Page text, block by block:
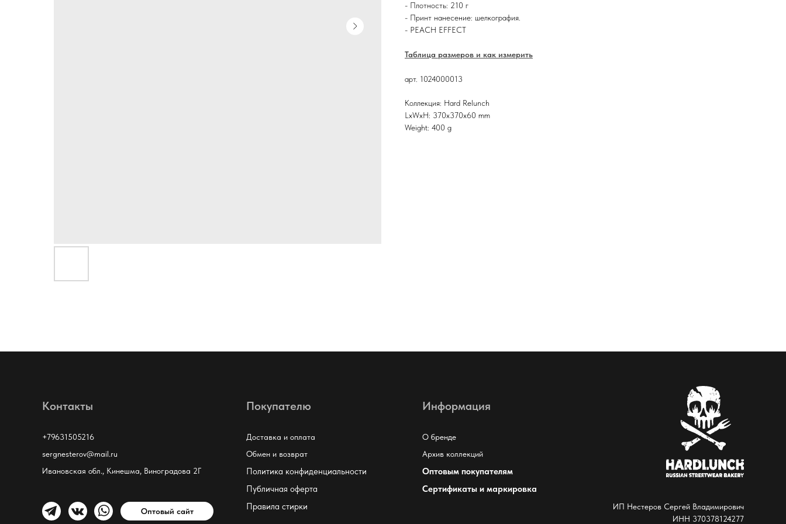
- Плотность: 210 г
- Принт нанесение: шелкография.
- PEACH EFFECT
Таблица размеров и как измерить
арт. 1024000013
Коллекция: Hard Relunch
LxWxH: 370x370x60 mm
Weight: 400 g
ИП Нестеров Сергей Владимирович
ИНН 370378124277
Информация
О бренде
Контакты
Архив коллекций
Оптовым покупателям
Ивановская обл., Кинешма, Виноградова 2Г
+79631505216
sergnesterov@mail.ru
Покупателю
Доставка и оплата
Обмен и возврат
Политика конфиденциальности
Публичная оферта
Правила стирки
Сертификаты и маркировка
Оптовый сайт